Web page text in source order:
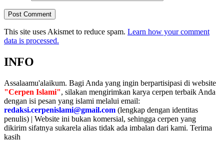
This site uses Akismet to reduce spam. Learn how your comment
data is processed.
INFO
Assalaamu'alaikum. Bagi Anda yang ingin berpartisipasi di website
"Cerpen Islami", silakan mengirimkan karya cerpen terbaik Anda
dengan isi pesan yang islami melalui email:
redaksi.cerpenislami@gmail.com (lengkap dengan identitas
penulis) | Website ini bukan komersial, sehingga cerpen yang
dikirim sifatnya sukarela alias tidak ada imbalan dari kami. Terima
kasih